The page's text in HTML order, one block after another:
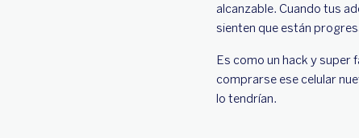
alcanzable. Cuando tus
sienten que están
Es como un hack y super
comprarse ese celular
lo tendrían.